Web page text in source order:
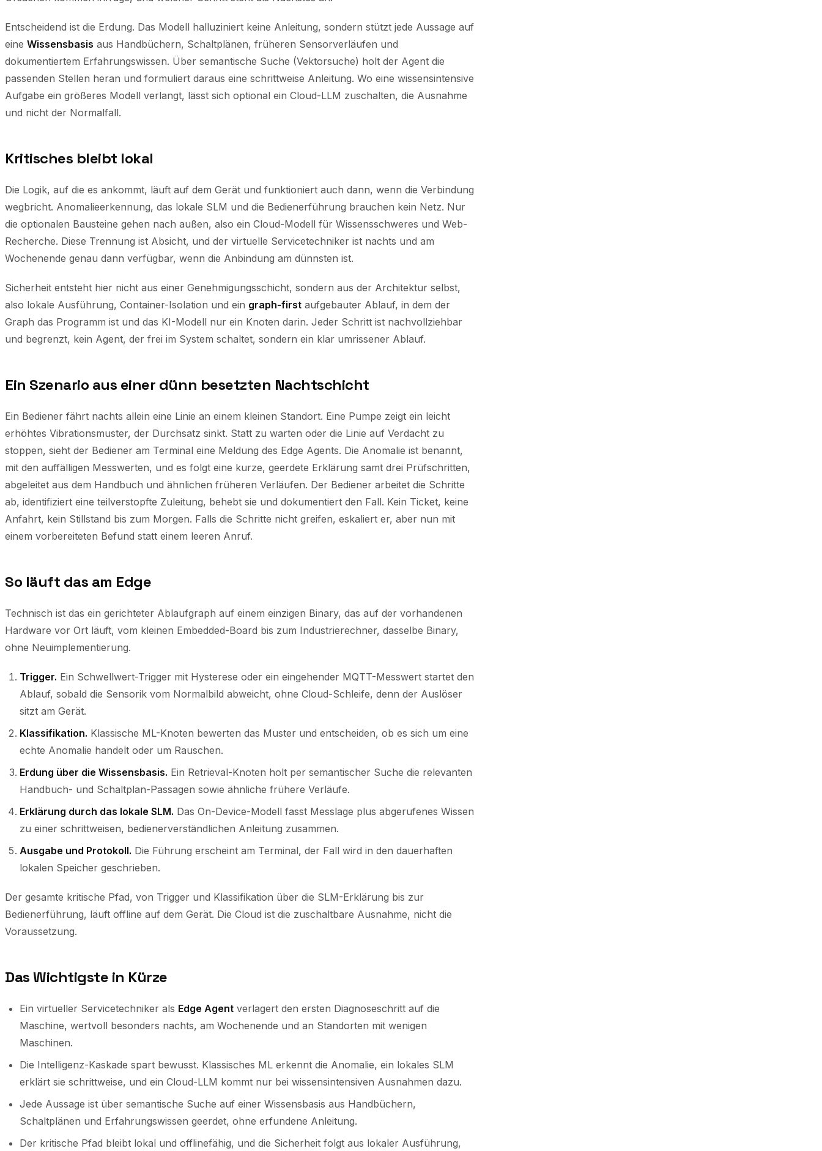
Entscheidend ist die Erdung. Das Modell halluziniert keine Anleitung, sondern stützt jede Aussage auf
eine Wissensbasis aus Handbüchern, Schaltplänen, früheren Sensorverläufen und
dokumentiertem Erfahrungswissen. Über semantische Suche (Vektorsuche) holt der Agent die
passenden Stellen heran und formuliert daraus eine schrittweise Anleitung. Wo eine wissensintensive
Aufgabe ein größeres Modell verlangt, lässt sich optional ein Cloud-LLM zuschalten, die Ausnahme
und nicht der Normalfall.
Kritisches bleibt lokal
Die Logik, auf die es ankommt, läuft auf dem Gerät und funktioniert auch dann, wenn die Verbindung
wegbricht. Anomalieerkennung, das lokale SLM und die Bedienerführung brauchen kein Netz. Nur
die optionalen Bausteine gehen nach außen, also ein Cloud-Modell für Wissensschweres und Web-
Recherche. Diese Trennung ist Absicht, und der virtuelle Servicetechniker ist nachts und am
Wochenende genau dann verfügbar, wenn die Anbindung am dünnsten ist.
Sicherheit entsteht hier nicht aus einer Genehmigungsschicht, sondern aus der Architektur selbst,
also lokale Ausführung, Container-Isolation und ein graph-first aufgebauter Ablauf, in dem der
Graph das Programm ist und das KI-Modell nur ein Knoten darin. Jeder Schritt ist nachvollziehbar
und begrenzt, kein Agent, der frei im System schaltet, sondern ein klar umrissener Ablauf.
Ein Szenario aus einer dünn besetzten Nachtschicht
Ein Bediener fährt nachts allein eine Linie an einem kleinen Standort. Eine Pumpe zeigt ein leicht
erhöhtes Vibrationsmuster, der Durchsatz sinkt. Statt zu warten oder die Linie auf Verdacht zu
stoppen, sieht der Bediener am Terminal eine Meldung des Edge Agents. Die Anomalie ist benannt,
mit den auffälligen Messwerten, und es folgt eine kurze, geerdete Erklärung samt drei Prüfschritten,
abgeleitet aus dem Handbuch und ähnlichen früheren Verläufen. Der Bediener arbeitet die Schritte
ab, identifiziert eine teilverstopfte Zuleitung, behebt sie und dokumentiert den Fall. Kein Ticket, keine
Anfahrt, kein Stillstand bis zum Morgen. Falls die Schritte nicht greifen, eskaliert er, aber nun mit
einem vorbereiteten Befund statt einem leeren Anruf.
So läuft das am Edge
Technisch ist das ein gerichteter Ablaufgraph auf einem einzigen Binary, das auf der vorhandenen
Hardware vor Ort läuft, vom kleinen Embedded-Board bis zum Industrierechner, dasselbe Binary,
ohne Neuimplementierung.
Trigger. Ein Schwellwert-Trigger mit Hysterese oder ein eingehender MQTT-Messwert startet den
Ablauf, sobald die Sensorik vom Normalbild abweicht, ohne Cloud-Schleife, denn der Auslöser
sitzt am Gerät.
Klassifikation. Klassische ML-Knoten bewerten das Muster und entscheiden, ob es sich um eine
echte Anomalie handelt oder um Rauschen.
Erdung über die Wissensbasis. Ein Retrieval-Knoten holt per semantischer Suche die relevanten
Handbuch- und Schaltplan-Passagen sowie ähnliche frühere Verläufe.
Erklärung durch das lokale SLM. Das On-Device-Modell fasst Messlage plus abgerufenes Wissen
zu einer schrittweisen, bedienerverständlichen Anleitung zusammen.
Ausgabe und Protokoll. Die Führung erscheint am Terminal, der Fall wird in den dauerhaften
lokalen Speicher geschrieben.
Der gesamte kritische Pfad, von Trigger und Klassifikation über die SLM-Erklärung bis zur
Bedienerführung, läuft offline auf dem Gerät. Die Cloud ist die zuschaltbare Ausnahme, nicht die
Voraussetzung.
Das Wichtigste in Kürze
Ein virtueller Servicetechniker als Edge Agent verlagert den ersten Diagnoseschritt auf die
Maschine, wertvoll besonders nachts, am Wochenende und an Standorten mit wenigen
Maschinen.
Die Intelligenz-Kaskade spart bewusst. Klassisches ML erkennt die Anomalie, ein lokales SLM
erklärt sie schrittweise, und ein Cloud-LLM kommt nur bei wissensintensiven Ausnahmen dazu.
Jede Aussage ist über semantische Suche auf einer Wissensbasis aus Handbüchern,
Schaltplänen und Erfahrungswissen geerdet, ohne erfundene Anleitung.
Der kritische Pfad bleibt lokal und offlinefähig, und die Sicherheit folgt aus lokaler Ausführung,